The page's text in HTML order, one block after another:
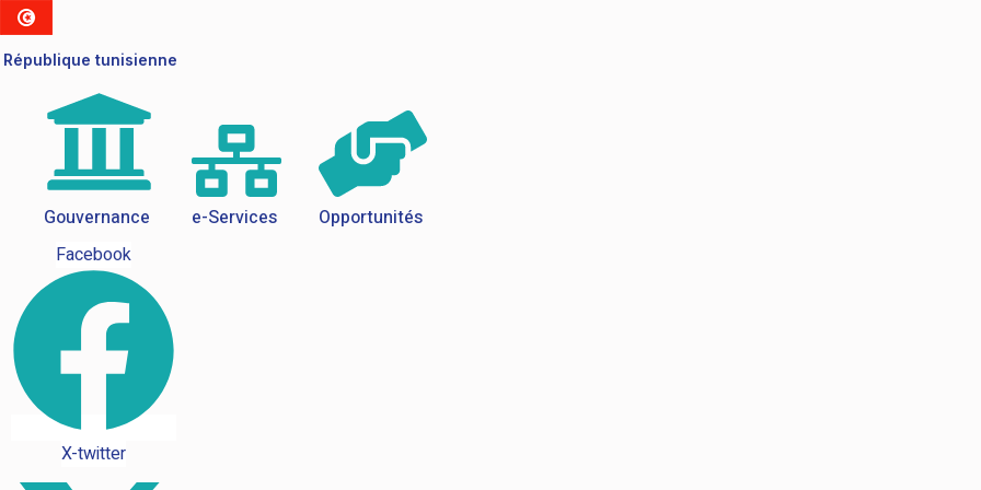
République tunisienne
Gouvernance e-Services
Opportunités
Facebook
X-twitter